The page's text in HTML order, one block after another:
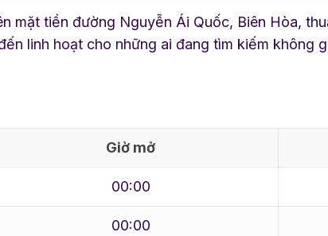
mặt tiền đường Nguyễn Ái Quốc, Biên Hòa,
linh hoạt cho những ai đang tìm kiếm không
Giờ mở
00:00
00:00